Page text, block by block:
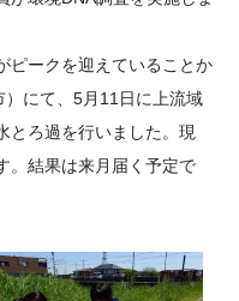
財団アーカイブ
ピークを迎えていることか
にて、5月11日に上流域
とろ過を行いました。現
。結果は来月届く予定で